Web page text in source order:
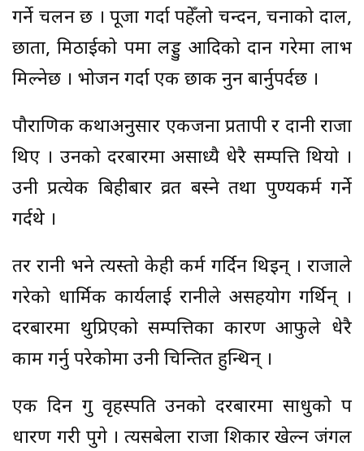
गर्ने चलन छ । पूजा गर्दा पहेँलो चन्दन, चनाको दाल,
छाता, मिठाईको रुपमा लड्डु आदिको दान गरेमा लाभ
मिल्नेछ । भोजन गर्दा एक छाक नुन बार्नुपर्दछ ।
पौराणिक कथाअनुसार एकजना प्रतापी र दानी राजा
थिए । उनको दरबारमा असाध्यै धेरै सम्पत्ति थियो ।
उनी प्रत्येक बिहीबार व्रत बस्ने तथा पुण्यकर्म गर्ने
गर्दथे ।
तर रानी भने त्यस्तो केही कर्म गर्दिन थिइन् । राजाले
गरेको धार्मिक कार्यलाई रानीले असहयोग गर्थिन् ।
दरबारमा थुप्रिएको सम्पत्तिका कारण आफुले धेरै
काम गर्नु परेकोमा उनी चिन्तित हुन्थिन् ।
एक दिन गुरु वृहस्पति उनको दरबारमा साधुको रुप
धारण गरी पुगे । त्यसबेला राजा शिकार खेल्न जंगल